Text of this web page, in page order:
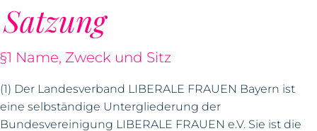
Satzung
§1 Name, Zweck und Sitz
(1) Der Landesverband LIBERALE FRAUEN Bayern ist
eine selbständige Untergliederung der
Bundesvereinigung LIBERALE FRAUEN e.V. Sie ist die